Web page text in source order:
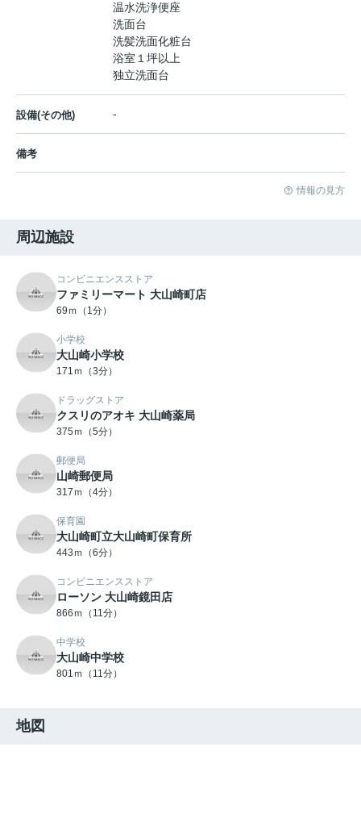
温水洗浄便座
洗面台
洗髪洗面化粧台
浴室１坪以上
独立洗面台
設備(その他) -
備考
情報の見方
周辺施設
コンビニエンスストア
ファミリーマート 大山崎町店
69ｍ（1分）
小学校
大山崎小学校
171ｍ（3分）
ドラッグストア
クスリのアオキ 大山崎薬局
375ｍ（5分）
郵便局
山崎郵便局
317ｍ（4分）
保育園
大山崎町立大山崎町保育所
443ｍ（6分）
コンビニエンスストア
ローソン 大山崎鏡田店
866ｍ（11分）
中学校
大山崎中学校
801ｍ（11分）
地図